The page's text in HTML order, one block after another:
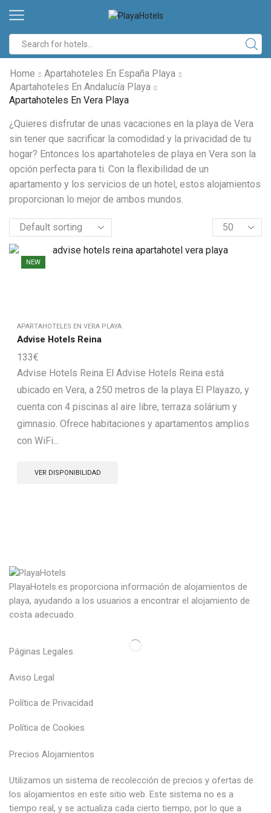
Home
Apartahoteles En España Playa
Apartahoteles En Andalucía Playa
Apartahoteles En Vera Playa
¿Quieres disfrutar de unas vacaciones en la playa de Vera
sin tener que sacrificar la comodidad y la privacidad de tu
hogar? Entonces los apartahoteles de playa en Vera son la
opción perfecta para ti. Con la flexibilidad de un
apartamento y los servicios de un hotel, estos alojamientos
proporcionan lo mejor de ambos mundos.
NEW
APARTAHOTELES EN VERA PLAYA
Advise Hotels Reina
133€
Advise Hotels Reina El Advise Hotels Reina está
ubicado en Vera, a 250 metros de la playa El Playazo, y
cuenta con 4 piscinas al aire libre, terraza solárium y
gimnasio. Ofrece habitaciones y apartamentos amplios
con WiFi...
VER DISPONIBILIDAD
PlayaHotels.es proporciona información de alojamientos de
playa, ayudando a los usuarios a encontrar el alojamiento de
costa adecuado.
Páginas Legales
Aviso Legal
Política de Privacidad
Política de Cookies
Precios Alojamientos
Utilizamos un sistema de recolección de precios y ofertas de
los alojamientos en este sitio web. Este sistema no es a
tiempo real, y se actualiza cada cierto tiempo, por lo que a